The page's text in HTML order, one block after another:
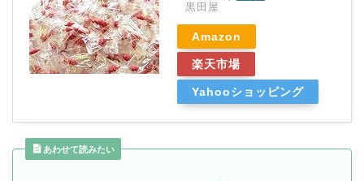
黒田屋
Amazon
楽天市場
Yahooショッピング
あわせて読みたい